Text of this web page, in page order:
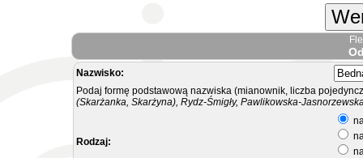
Nazwisko:
Podaj formę podstawową nazwiska (mianownik, liczba
(Skarżanka, Skarżyna), Rydz-Śmigły, Pawlikowska-
Rodzaj: